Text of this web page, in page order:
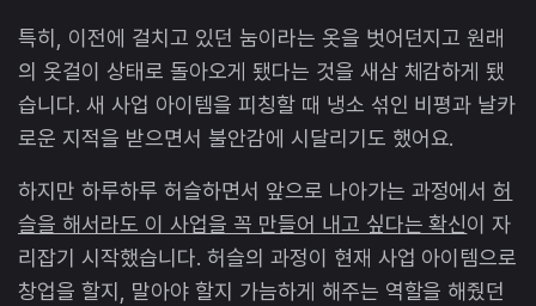
특히, 이전에 걸치고 있던 눔이라는 옷을 벗어던지고 원래
의 옷걸이 상태로 돌아오게 됐다는 것을 새삼 체감하게 됐
습니다. 새 사업 아이템을 피칭할 때 냉소 섞인 비평과 날카
로운 지적을 받으면서 불안감에 시달리기도 했어요.
하지만 하루하루 허슬하면서 앞으로 나아가는 과정에서허
슬을 해서라도 이 사업을 꼭 만들어 내고 싶다는 확신이 자
리잡기 시작했습니다. 허슬의 과정이 현재 사업 아이템으로
창업을 할지, 말아야 할지 가늠하게 해주는 역할을 해줬던